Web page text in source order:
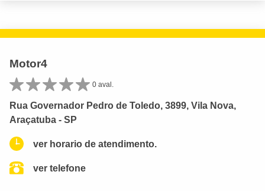
Motor4
0 aval.
Rua Governador Pedro de Toledo, 3899, Vila Nova,
Araçatuba - SP
ver horario de atendimento.
ver telefone